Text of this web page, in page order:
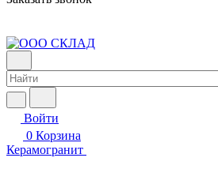
Войти
0 Корзина
Керамогранит